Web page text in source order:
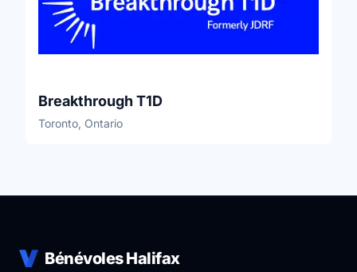
Breakthrough T1D
Toronto, Ontario
Bénévoles Halifax